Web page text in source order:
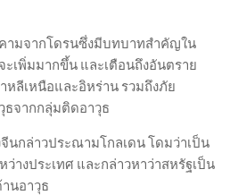
ามจากโดรนซึ่งมีบทบาทสำคัญใน
เพิ่มมากขึ้น และเตือนถึงอันตราย
หลีเหนือและอิหร่าน รวมถึงภัย
จากกลุ่มติดอาวุธ
นกล่าวประณามโกลเดน โดมว่าเป็น
างประเทศ และกล่าวหาว่าสหรัฐเป็น
นอาวุธ